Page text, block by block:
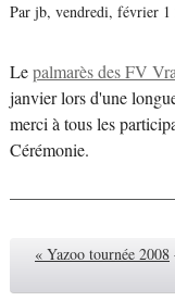
Par jb, vendredi, février 1
Lepalmarès des FV
janvier lors d'une
merci à tous les
Cérémonie.
« Yazoo tournée 2008